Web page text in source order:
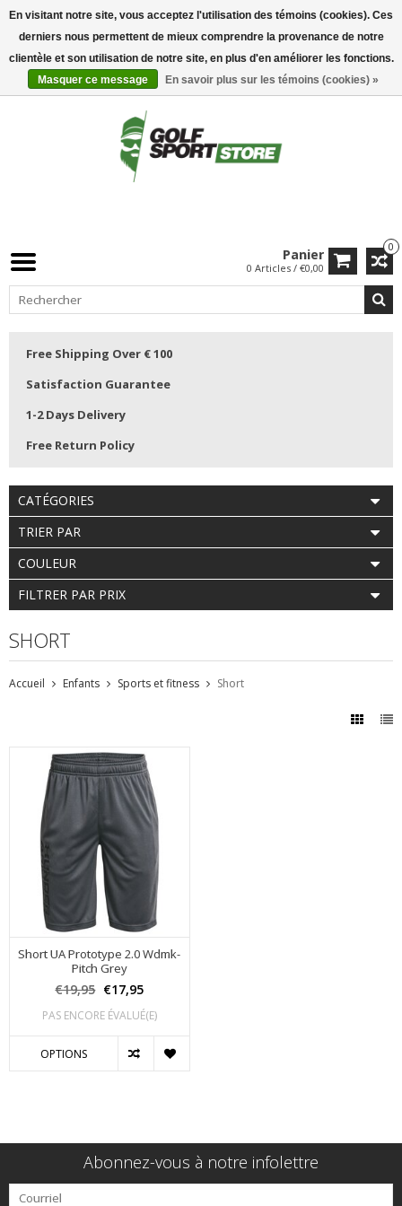
0
Panier
0 Articles / €0,00
Free Shipping Over € 100
Satisfaction Guarantee
1-2 Days Delivery
Free Return Policy
CATÉGORIES
TRIER PAR
COULEUR
FILTRER PAR PRIX
SHORT
Accueil Enfants Sports et fitness Short
Short UA Prototype 2.0 Wdmk-
Pitch Grey
€19,95 €17,95
PAS ENCORE ÉVALUÉ(E)
OPTIONS
Abonnez-vous à notre infolettre
En visitant notre site, vous acceptez l'utilisation des témoins (cookies). Ces
derniers nous permettent de mieux comprendre la provenance de notre
clientèle et son utilisation de notre site, en plus d'en améliorer les fonctions.
Masquer ce message
En savoir plus sur les témoins (cookies) »